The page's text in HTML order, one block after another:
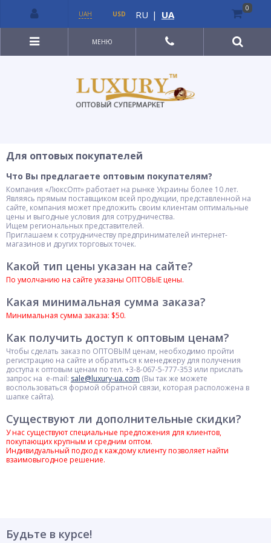
МЕНЮ
Для оптовых покупателей
Что Вы предлагаете оптовым покупателям?
Компания «ЛюксОпт» работает на рынке Украины более 10 лет.
Являясь прямым поставщиком всей продукции, представленной на
сайте, компания может предложить своим клиентам оптимальные
цены и выгодные условия для сотрудничества.
Ищем региональных представителей.
Приглашаем к сотрудничеству предпринимателей интернет-
магазинов и других торговых точек.
Какой тип цены указан на сайте?
По умолчанию на сайте указаны ОПТОВЫЕ цены.
Какая минимальная сумма заказа?
Минимальная сумма заказа: $50.
Как получить доступ к оптовым ценам?
Чтобы сделать заказ по ОПТОВЫМ ценам, необходимо пройти
регистрацию на сайте и обратиться к менеджеру для получения
доступа к оптовым ценам по тел. +3-8-067-5-777-353 или прислать
запрос на e-mail: sale@luxury-ua.com (Вы так же можете
воспользоваться формой обратной связи, которая расположена в
шапке сайта).
Существуют ли дополнительные скидки?
У нас существуют специальные предложения для клиентов,
покупающих крупным и средним оптом.
Индивидуальный подход к каждому клиенту позволяет найти
взаимовыгодное решение.
Будьте в курсе!
UAH USD RU | UA
0